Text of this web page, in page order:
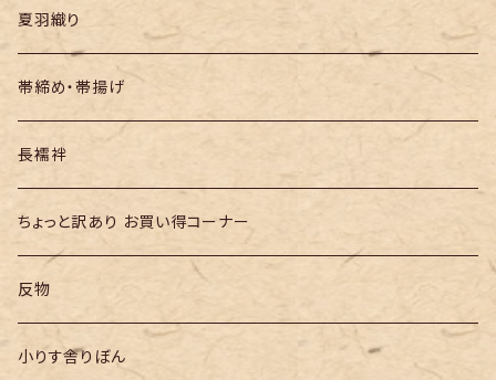
夏羽織り
帯締め・帯揚げ
長襦袢
ちょっと訳あり お買い得コーナー
反物
小りす舎りぼん